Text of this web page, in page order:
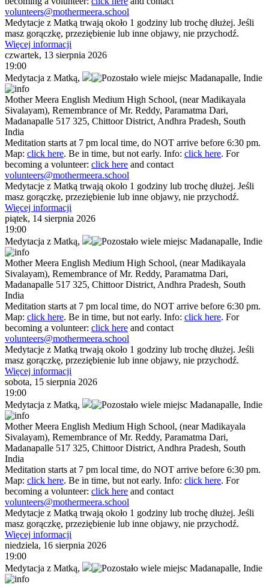
volunteers@mothermeera.school
Medytacje z Matką trwają około 1 godziny lub trochę dłużej. Jeśli
masz gorączkę, przeziębienie lub inne objawy, nie przychodź.
Więcej informacji
czwartek, 13 sierpnia 2026
19:00
Medytacja z Matką, Madanapalle, Indie
Mother Meera English Medium High School, (near Madikayala
Sivalayam), Remembrance of Mr. Reddy, Paramatma Dari,
Madanapalle 517 325, Chittoor District, Andhra Pradesh, South
India
Meditation starts at 7 pm local time, do NOT arrive before 6:30 pm.
Map: click here. Be in time, but not early. Info: click here. For
becoming a volunteer: click here and contact
volunteers@mothermeera.school
Medytacje z Matką trwają około 1 godziny lub trochę dłużej. Jeśli
masz gorączkę, przeziębienie lub inne objawy, nie przychodź.
Więcej informacji
piątek, 14 sierpnia 2026
19:00
Medytacja z Matką, Madanapalle, Indie
Mother Meera English Medium High School, (near Madikayala
Sivalayam), Remembrance of Mr. Reddy, Paramatma Dari,
Madanapalle 517 325, Chittoor District, Andhra Pradesh, South
India
Meditation starts at 7 pm local time, do NOT arrive before 6:30 pm.
Map: click here. Be in time, but not early. Info: click here. For
becoming a volunteer: click here and contact
volunteers@mothermeera.school
Medytacje z Matką trwają około 1 godziny lub trochę dłużej. Jeśli
masz gorączkę, przeziębienie lub inne objawy, nie przychodź.
Więcej informacji
sobota, 15 sierpnia 2026
19:00
Medytacja z Matką, Madanapalle, Indie
Mother Meera English Medium High School, (near Madikayala
Sivalayam), Remembrance of Mr. Reddy, Paramatma Dari,
Madanapalle 517 325, Chittoor District, Andhra Pradesh, South
India
Meditation starts at 7 pm local time, do NOT arrive before 6:30 pm.
Map: click here. Be in time, but not early. Info: click here. For
becoming a volunteer: click here and contact
volunteers@mothermeera.school
Medytacje z Matką trwają około 1 godziny lub trochę dłużej. Jeśli
masz gorączkę, przeziębienie lub inne objawy, nie przychodź.
Więcej informacji
niedziela, 16 sierpnia 2026
19:00
Medytacja z Matką, Madanapalle, Indie